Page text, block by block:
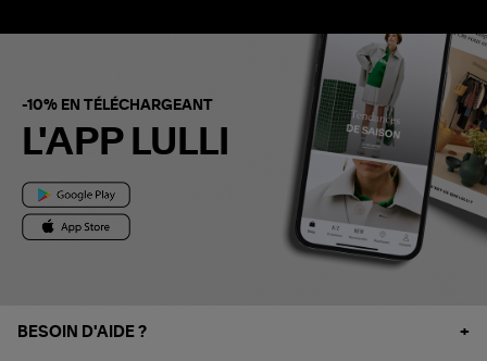
-10% EN TÉLÉCHARGEANT
L'APP LULLI
BESOIN D'AIDE ?